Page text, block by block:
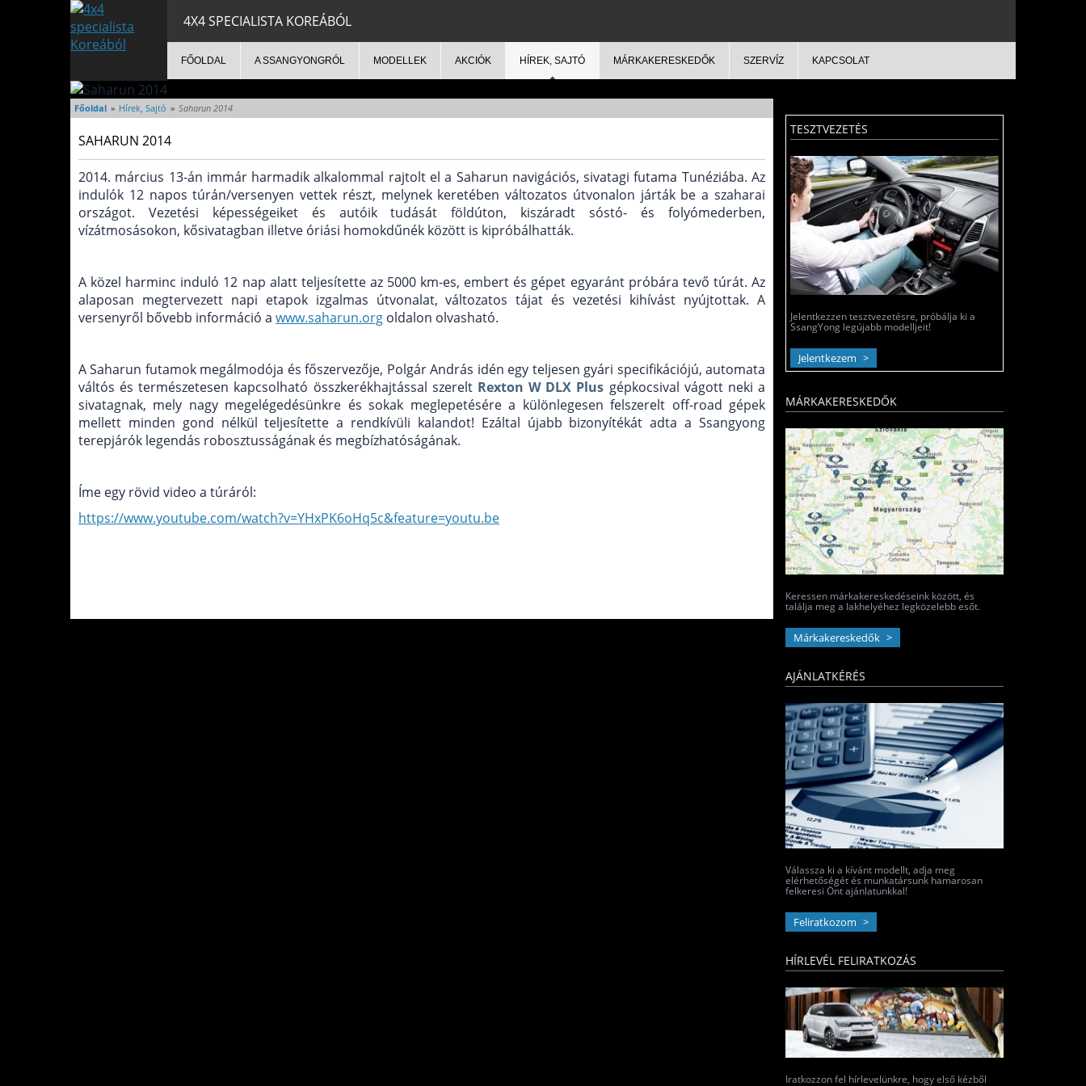
4X4 SPECIALISTA KOREÁBÓL
FŐOLDAL A SSANGYONGRÓL MODELLEK AKCIÓK HÍREK, SAJTÓ MÁRKAKERESKEDŐK SZERVÍZ KAPCSOLAT
Főoldal » Hírek, Sajtó » Saharun 2014
SAHARUN 2014
2014. március 13-án immár harmadik alkalommal rajtolt el a Saharun navigációs, sivatagi futama Tunéziába. Az
indulók 12 napos túrán/versenyen vettek részt, melynek keretében változatos útvonalon járták be a szaharai
országot. Vezetési képességeiket és autóik tudását földúton, kiszáradt sóstó- és folyómederben,
vízátmosásokon, kősivatagban illetve óriási homokdűnék között is kipróbálhatták.
A közel harminc induló 12 nap alatt teljesítette az 5000 km-es, embert és gépet egyaránt próbára tevő túrát. Az
alaposan megtervezett napi etapok izgalmas útvonalat, változatos tájat és vezetési kihívást nyújtottak. A
versenyről bővebb információ a www.saharun.org oldalon olvasható.
A Saharun futamok megálmodója és főszervezője, Polgár András idén egy teljesen gyári specifikációjú, automata
váltós és természetesen kapcsolható összkerékhajtással szerelt Rexton W DLX Plus gépkocsival vágott neki a
sivatagnak, mely nagy megelégedésünkre és sokak meglepetésére a különlegesen felszerelt off-road gépek
mellett minden gond nélkül teljesítette a rendkívüli kalandot! Ezáltal újabb bizonyítékát adta a Ssangyong
terepjárók legendás robosztusságának és megbízhatóságának.
Íme egy rövid video a túráról:
https://www.youtube.com/watch?v=YHxPK6oHq5c&feature=youtu.be
TESZTVEZETÉS
Jelentkezzen tesztvezetésre, próbálja ki a
SsangYong legújabb modelljeit!
Jelentkezem
MÁRKAKERESKEDŐK
Keressen márkakereskedéseink között, és
találja meg a lakhelyéhez legközelebb esőt.
Márkakereskedők
AJÁNLATKÉRÉS
Válassza ki a kívánt modellt, adja meg
elérhetőségét és munkatársunk hamarosan
felkeresi Önt ajánlatunkkal!
Feliratkozom
HÍRLEVÉL FELIRATKOZÁS
Iratkozzon fel hírlevelünkre, hogy első kézből